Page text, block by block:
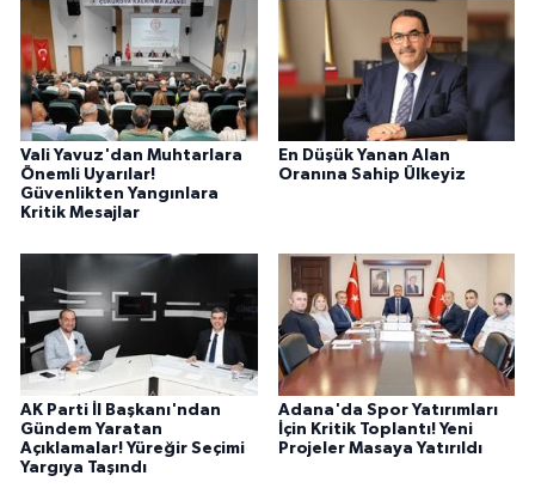
Vali Yavuz'dan Muhtarlara
Önemli Uyarılar!
Güvenlikten Yangınlara
Kritik Mesajlar
En Düşük Yanan Alan
Oranına Sahip Ülkeyiz
AK Parti İl Başkanı'ndan
Gündem Yaratan
Açıklamalar! Yüreğir Seçimi
Yargıya Taşındı
Adana'da Spor Yatırımları
İçin Kritik Toplantı! Yeni
Projeler Masaya Yatırıldı